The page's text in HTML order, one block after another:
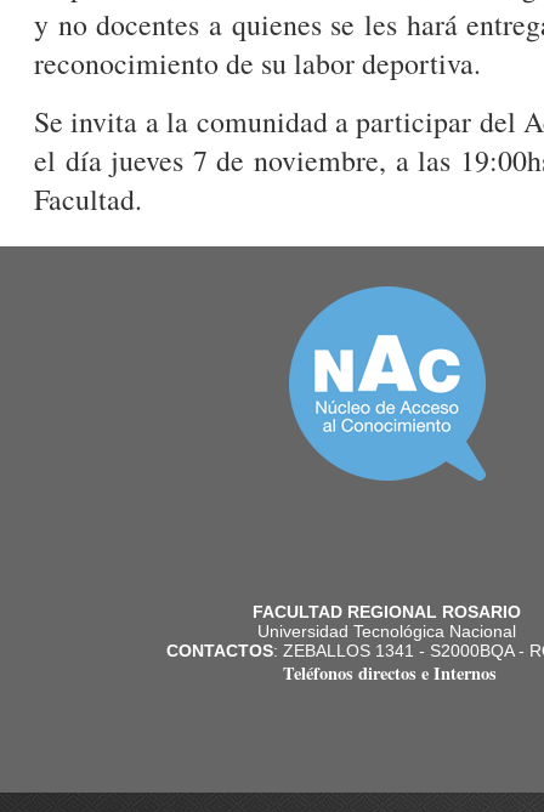
y no docentes a quienes se les hará
reconocimiento de su labor deportiva.
Se invita a la comunidad a participar del
el día jueves 7 de noviembre, a las
Facultad.
FACULTAD REGIONAL ROSARIO
Universidad Tecnológica Nacional
CONTACTOS: ZEBALLOS 1341 - S2000BQA -
Teléfonos directos e Internos